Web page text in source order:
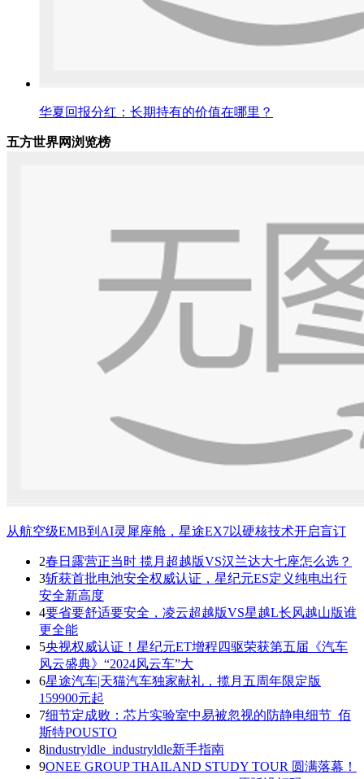
华夏回报分红：长期持有的价值在哪里？
五方世界网浏览榜
从航空级EMB到AI灵犀座舱，星途EX7以硬核技术开启盲订
2春日露营正当时 揽月超越版VS汉兰达大七座怎么选？
3斩获首批电池安全权威认证，星纪元ES定义纯电出行
安全新高度
4要省要舒适要安全，凌云超越版VS星越L长风越山版谁
更全能
5央视权威认证！星纪元ET增程四驱荣获第五届《汽车
风云盛典》“2024风云车”大
6星途汽车|天猫汽车独家献礼，揽月五周年限定版
159900元起
7细节定成败：芯片实验室中易被忽视的防静电细节_佰
斯特POUSTO
8industryldle_industryldle新手指南
9ONEE GROUP THAILAND STUDY TOUR 圆满落幕！